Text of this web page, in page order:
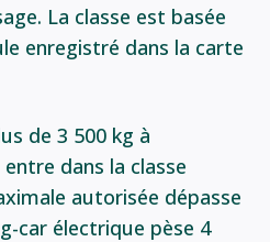
La classe est basée
enregistré dans la carte
de 3 500 kg à
dans la classe
autorisée dépasse
car électrique pèse 4